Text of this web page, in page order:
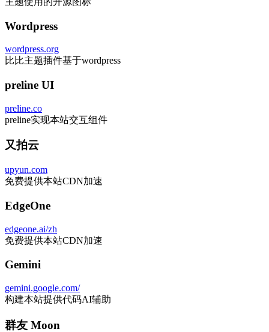
Wordpress
wordpress.org
比比主题插件基于wordpress
preline UI
preline.co
preline实现本站交互组件
又拍云
upyun.com
免费提供本站CDN加速
EdgeOne
edgeone.ai/zh
免费提供本站CDN加速
Gemini
gemini.google.com/
构建本站提供代码AI辅助
群友 Moon